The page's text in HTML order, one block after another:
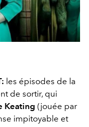
les épisodes de la
de sortir, qui
Keating (jouée par
impitoyable et